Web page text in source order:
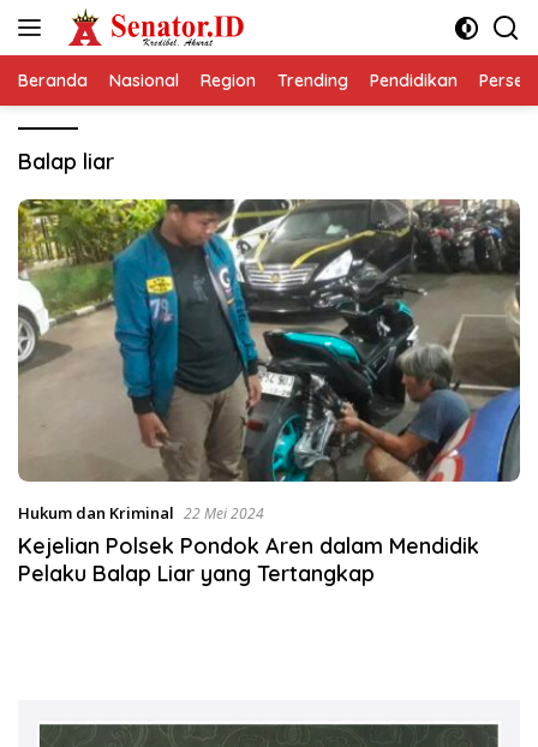
Beranda Nasional Region Trending Pendidikan
Balap liar
Hukum dan Kriminal 22 Mei 2024
Kejelian Polsek Pondok Aren dalam Mendidik
Pelaku Balap Liar yang Tertangkap